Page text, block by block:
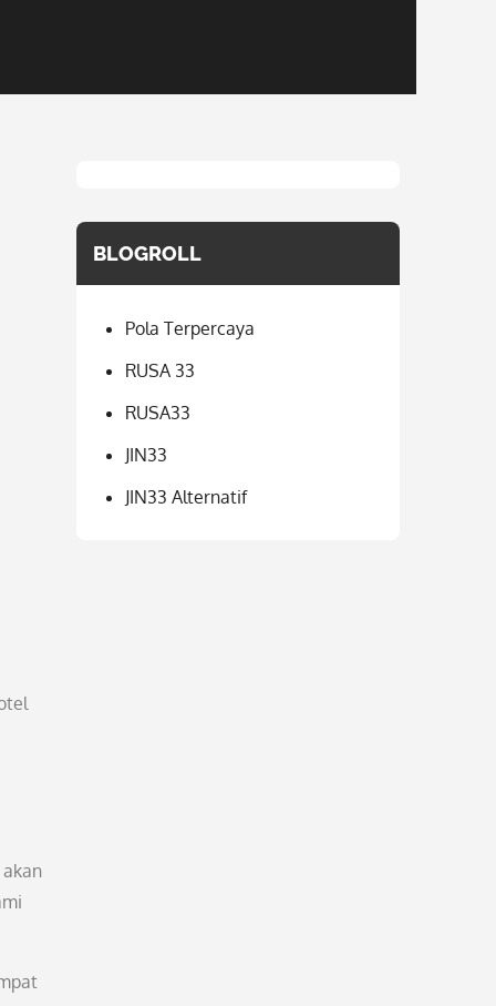
BLOGROLL
Pola Terpercaya
RUSA 33
RUSA33
JIN33
JIN33 Alternatif